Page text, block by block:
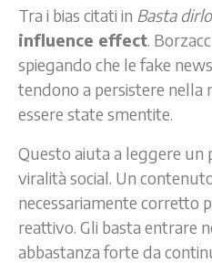
Tra i bias citati in Basta dirlo
influence effect.
spiegando che le fake
tendono a persistere nella
essere state smentite.
Questo aiuta a leggere
viralità social. Un
necessariamente corretto
reattivo. Gli basta entrare
abbastanza forte da